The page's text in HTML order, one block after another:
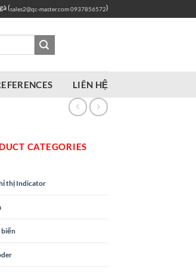
(sales2@qc-master.com0937856572)
LIÊN HỆ
CATEGORIES
thị Indicator
biến